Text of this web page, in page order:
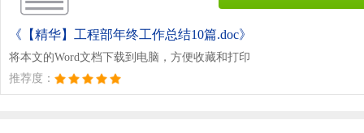
《【精华】工程部年终工作总结10篇.doc》
将本文的Word文档下载到电脑，方便收藏和打印
推荐度：